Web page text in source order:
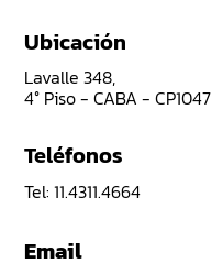
Ubicación
Lavalle 348,
4° Piso - CABA - CP1047
Teléfonos
Tel: 11.4311.4664
Email